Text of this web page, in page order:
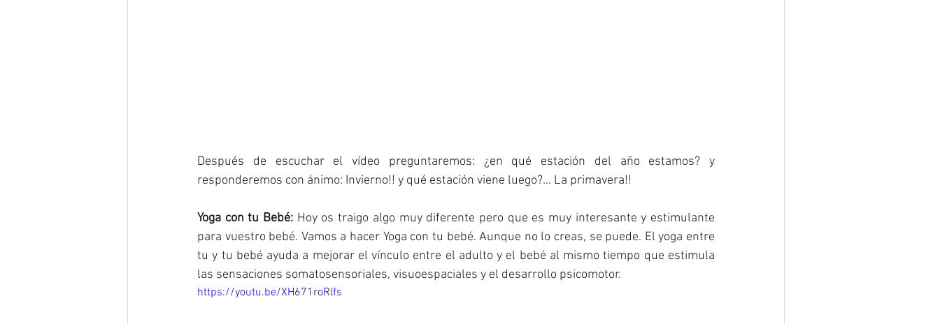
Después de escuchar el vídeo preguntaremos: ¿en qué estación del año estamos? y
responderemos con ánimo: Invierno!! y qué estación viene luego?... La primavera!!
Yoga con tu Bebé: Hoy os traigo algo muy diferente pero que es muy interesante y estimulante
para vuestro bebé. Vamos a hacer Yoga con tu bebé. Aunque no lo creas, se puede. El yoga entre
tu y tu bebé ayuda a mejorar el vínculo entre el adulto y el bebé al mismo tiempo que estimula
las sensaciones somatosensoriales, visuoespaciales y el desarrollo psicomotor.
https://youtu.be/XH671roRlfs